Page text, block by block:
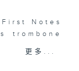
Notes
trombone
更多...